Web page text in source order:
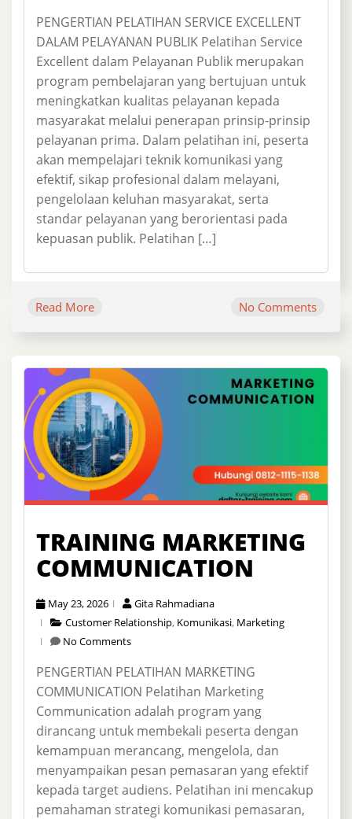
PENGERTIAN PELATIHAN SERVICE EXCELLENT
DALAM PELAYANAN PUBLIK Pelatihan Service
Excellent dalam Pelayanan Publik merupakan
program pembelajaran yang bertujuan untuk
meningkatkan kualitas pelayanan kepada
masyarakat melalui penerapan prinsip-prinsip
pelayanan prima. Dalam pelatihan ini, peserta
akan mempelajari teknik komunikasi yang
efektif, sikap profesional dalam melayani,
pengelolaan keluhan masyarakat, serta
standar pelayanan yang berorientasi pada
kepuasan publik. Pelatihan […]
Read More No Comments
TRAINING MARKETING
COMMUNICATION
May 23, 2026
Gita Rahmadiana
Customer Relationship, Komunikasi, Marketing
No Comments
PENGERTIAN PELATIHAN MARKETING
COMMUNICATION Pelatihan Marketing
Communication adalah program yang
dirancang untuk membekali peserta dengan
kemampuan merancang, mengelola, dan
menyampaikan pesan pemasaran yang efektif
kepada target audiens. Pelatihan ini mencakup
pemahaman strategi komunikasi pemasaran,